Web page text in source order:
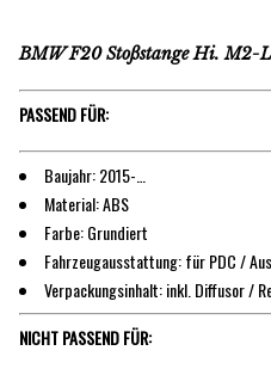
BMW F20 Stoßstange Hi. M2-
PASSEND FÜR:
Baujahr: 2015-…
Material: ABS
Farbe: Grundiert
Fahrzeugausstattung: für PDC /
Verpackungsinhalt: inkl. Diffusor /
NICHT PASSEND FÜR: